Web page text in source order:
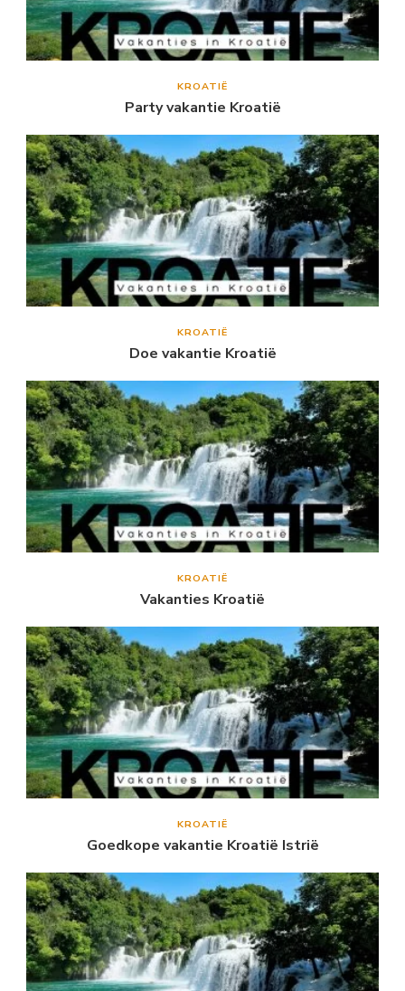
KROATIË
Party vakantie Kroatië
KROATIË
Doe vakantie Kroatië
KROATIË
Vakanties Kroatië
KROATIË
Goedkope vakantie Kroatië Istrië